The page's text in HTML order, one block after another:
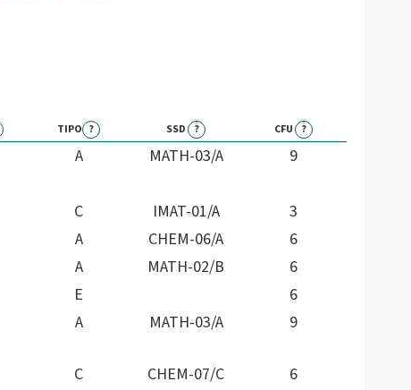
TIPO ? SSD ? CFU ?
A MATH-03/A
9
C IMAT-01/A
3
A CHEM-06/A
6
A MATH-02/B
6
E
6
A MATH-03/A 9
C CHEM-07/C 6